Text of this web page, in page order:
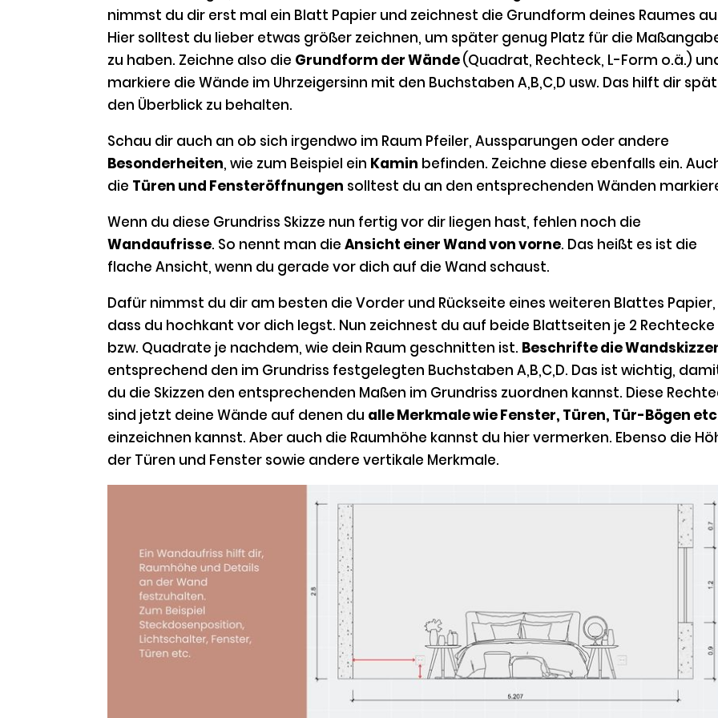
nimmst du dir erst mal ein Blatt Papier und zeichnest die Grundform deines Raumes
Hier solltest du lieber etwas größer zeichnen, um später genug Platz für die
zu haben. Zeichne also die Grundform der Wände(Quadrat, Rechteck, L-Form o.ä.)
markiere die Wände im Uhrzeigersinn mit den Buchstaben A,B,C,D usw. Das hilft dir
den Überblick zu behalten.
Schau dir auch an ob sich irgendwo im Raum Pfeiler, Aussparungen oder andere
Besonderheiten, wie zum Beispiel ein Kamin befinden. Zeichne diese ebenfalls ein.
die Türen und Fensteröffnungen solltest du an den entsprechenden Wänden
Wenn du diese Grundriss Skizze nun fertig vor dir liegen hast, fehlen noch die
Wandaufrisse. So nennt man dieAnsicht einer Wand von vorne. Das heißt es ist die
flache Ansicht, wenn du gerade vor dich auf die Wand schaust.
Dafür nimmst du dir am besten die Vorder und Rückseite eines weiteren Blattes Papier,
dass du hochkant vor dich legst. Nun zeichnest du auf beide Blattseiten je 2 Rechtecke
bzw. Quadrate je nachdem, wie dein Raum geschnitten ist. Beschrifte die
entsprechend den im Grundriss festgelegten Buchstaben A,B,C,D. Das ist wichtig,
du die Skizzen den entsprechenden Maßen im Grundriss zuordnen kannst. Diese
sind jetzt deine Wände auf denen du alle Merkmale wie Fenster, Türen, Tür-Bögen etc
einzeichnen kannst. Aber auch die Raumhöhe kannst du hier vermerken. Ebenso die
der Türen und Fenster sowie andere vertikale Merkmale.